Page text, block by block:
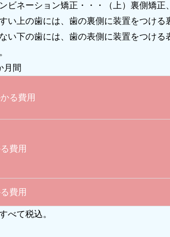
ビネーション矯正・・・（上）裏側矯正
い上の歯には、歯の裏側に装置をつける
い下の歯には、歯の表側に装置をつける
月間
る費用
費用
費用
べて税込。